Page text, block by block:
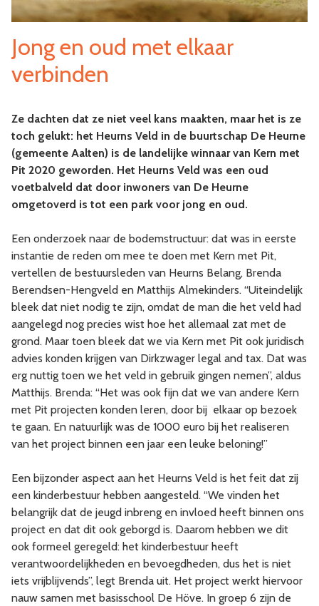
Jong en oud met elkaar
verbinden
Ze dachten dat ze niet veel kans maakten, maar het is ze
toch gelukt: het Heurns Veld in de buurtschap De Heurne
(gemeente Aalten) is de landelijke winnaar van Kern met
Pit 2020 geworden. Het Heurns Veld was een oud
voetbalveld dat door inwoners van De Heurne
omgetoverd is tot een park voor jong en oud.
Een onderzoek naar de bodemstructuur: dat was in eerste
instantie de reden om mee te doen met Kern met Pit,
vertellen de bestuursleden van Heurns Belang, Brenda
Berendsen-Hengveld en Matthijs Almekinders. “Uiteindelijk
bleek dat niet nodig te zijn, omdat de man die het veld had
aangelegd nog precies wist hoe het allemaal zat met de
grond. Maar toen bleek dat we via Kern met Pit ook juridisch
advies konden krijgen van Dirkzwager legal and tax. Dat was
erg nuttig toen we het veld in gebruik gingen nemen”, aldus
Matthijs. Brenda: “Het was ook fijn dat we van andere Kern
met Pit projecten konden leren, door bij elkaar op bezoek
te gaan. En natuurlijk was de 1000 euro bij het realiseren
van het project binnen een jaar een leuke beloning!”
Een bijzonder aspect aan het Heurns Veld is het feit dat zij
een kinderbestuur hebben aangesteld. “We vinden het
belangrijk dat de jeugd inbreng en invloed heeft binnen ons
project en dat dit ook geborgd is. Daarom hebben we dit
ook formeel geregeld: het kinderbestuur heeft
verantwoordelijkheden en bevoegdheden, dus het is niet
iets vrijblijvends”, legt Brenda uit. Het project werkt hiervoor
nauw samen met basisschool De Höve. In groep 6 zijn de